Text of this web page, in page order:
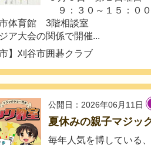
９：３０～１５：００
体育館 3階相談室
大会の関係で開催...
市】刈谷市囲碁クラブ
公開日：2026年06月11日
夏休みの親子マジッ
毎年人気を博している